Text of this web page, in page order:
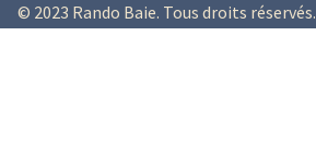
© 2023 Rando Baie. Tous droits réservés.